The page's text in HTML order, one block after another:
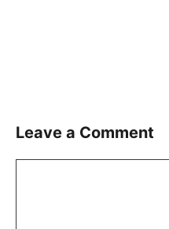
Leave a Comment